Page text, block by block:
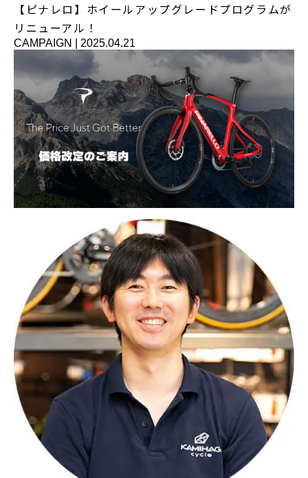
【ピナレロ】ホイールアップグレードプログラムが
リニューアル！
CAMPAIGN 2025.04.21